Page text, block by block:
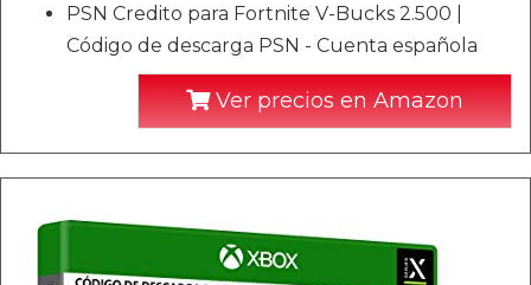
PSN Credito para Fortnite V-Bucks 2.500 |
Código de descarga PSN - Cuenta española
Ver precios en Amazon